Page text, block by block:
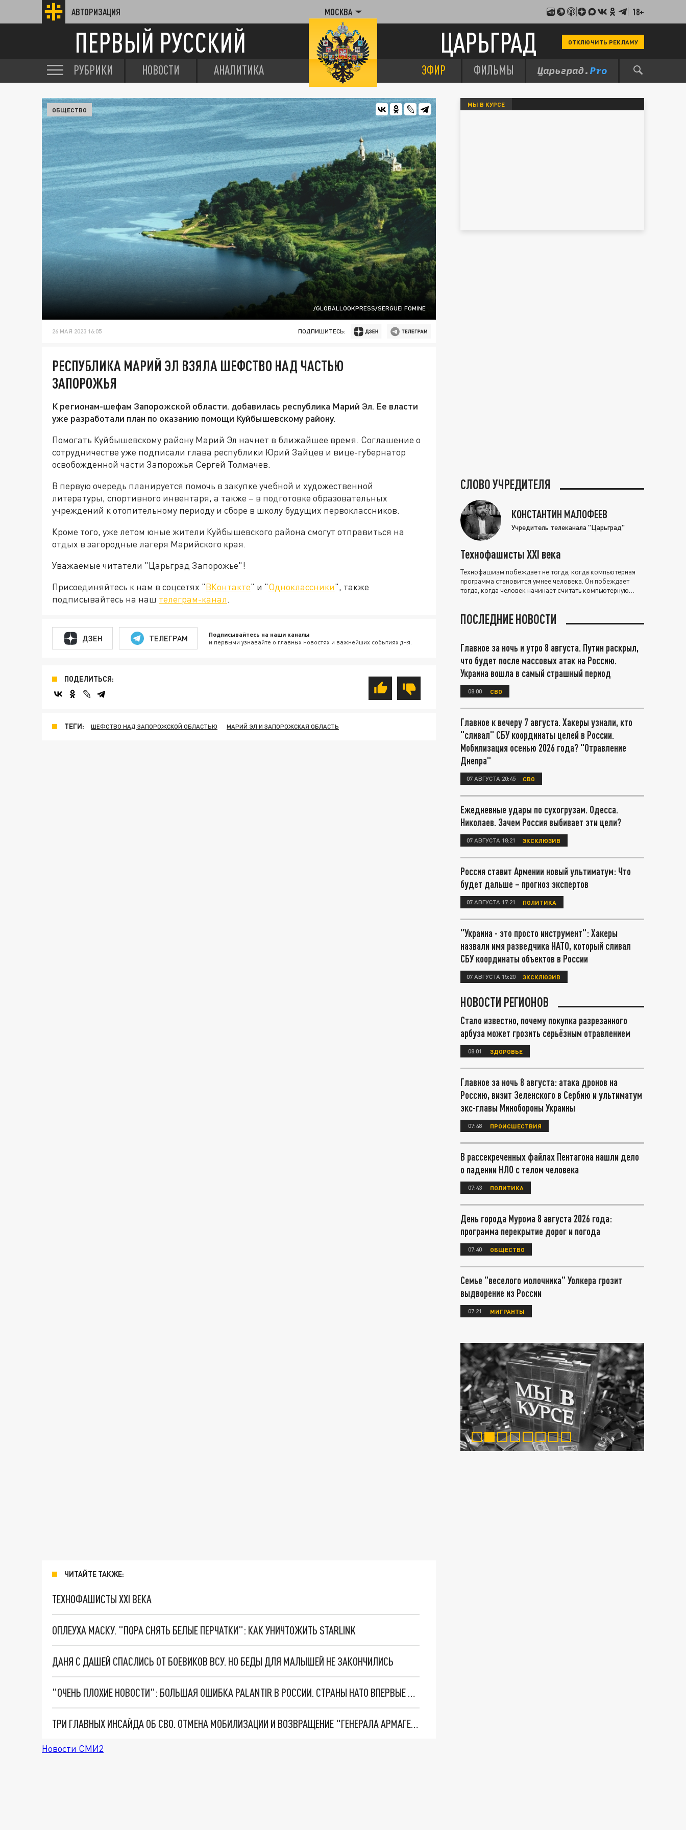
АВТОРИЗАЦИЯ МОСКВА 18+
ПЕРВЫЙ РУССКИЙ ЦАРЬГРАД ОТКЛЮЧИТЬ РЕКЛАМУ
РУБРИКИ НОВОСТИ АНАЛИТИКА ЭФИР ФИЛЬМЫ
/GLOBALLOOKPRESS/SERGUEI FOMINE
ОБЩЕСТВО
26 МАЯ 2023 16:05 ПОДПИШИТЕСЬ:
РЕСПУБЛИКА МАРИЙ ЭЛ ВЗЯЛА ШЕФСТВО НАД ЧАСТЬЮ
ЗАПОРОЖЬЯ
К регионам-шефам Запорожской области. добавилась республика Марий Эл. Ее власти
уже разработали план по оказанию помощи Куйбышевскому району.
Помогать Куйбышевскому району Марий Эл начнет в ближайшее время. Соглашение о
сотрудничестве уже подписали глава республики Юрий Зайцев и вице-губернатор
освобожденной части Запорожья Сергей Толмачев.
В первую очередь планируется помочь в закупке учебной и художественной
литературы, спортивного инвентаря, а также – в подготовке образовательных
учреждений к отопительному периоду и сборе в школу будущих первоклассников.
Кроме того, уже летом юные жители Куйбышевского района смогут отправиться на
отдых в загородные лагеря Марийского края.
Уважаемые читатели "Царьград Запорожье"!
Присоединяйтесь к нам в соцсетях "ВКонтакте" и "Одноклассники", также
подписывайтесь на наш телеграм-канал.
ДЗЕН ТЕЛЕГРАМ Подписывайтесь на наши каналы
и первыми узнавайте о главных новостях и важнейших событиях дня.
ПОДЕЛИТЬСЯ:
ТЕГИ: ШЕФСТВО НАД ЗАПОРОЖСКОЙ ОБЛАСТЬЮ МАРИЙ ЭЛ И ЗАПОРОЖСКАЯ ОБЛАСТЬ
ЧИТАЙТЕ ТАКЖЕ:
ТЕХНОФАШИСТЫ XXI ВЕКА
ОПЛЕУХА МАСКУ. "ПОРА СНЯТЬ БЕЛЫЕ ПЕРЧАТКИ": КАК УНИЧТОЖИТЬ STARLINK
ДАНЯ С ДАШЕЙ СПАСЛИСЬ ОТ БОЕВИКОВ ВСУ. НО БЕДЫ ДЛЯ МАЛЫШЕЙ НЕ ЗАКОНЧИЛИСЬ
"ОЧЕНЬ ПЛОХИЕ НОВОСТИ": БОЛЬШАЯ ОШИБКА PALANTIR В РОССИИ. СТРАНЫ НАТО ВПЕРВЫЕ ЗА СВО ОСТАНОВИЛИ ПОСТАВКИ ОРУЖИЯ. ВСУ ТЕРЯЮТ ПРИГРАНИЧЬЕ?
ТРИ ГЛАВНЫХ ИНСАЙДА ОБ СВО. ОТМЕНА МОБИЛИЗАЦИИ И ВОЗВРАЩЕНИЕ "ГЕНЕРАЛА АРМАГЕДДОНА"? ОТЛИЧНЫЕ НОВОСТИ, КОТОРЫЕ ЖДАЛИ ВСЕ
Новости СМИ2
МЫ В КУРСЕ
СЛОВО УЧРЕДИТЕЛЯ
КОНСТАНТИН МАЛОФЕЕВ
Учредитель телеканала "Царьград"
Технофашисты XXI века
Технофашизм побеждает не тогда, когда компьютерная
программа становится умнее человека. Он побеждает
тогда, когда человек начинает считать компьютерную
ПОСЛЕДНИЕ НОВОСТИ
Главное за ночь и утро 8 августа. Путин раскрыл,
что будет после массовых атак на Россию.
Украина вошла в самый страшный период
08:00 СВО
Главное к вечеру 7 августа. Хакеры узнали, кто
"сливал" СБУ координаты целей в России.
Мобилизация осенью 2026 года? "Отравление
Днепра"
07 АВГУСТА 20:45 СВО
Ежедневные удары по сухогрузам. Одесса.
Николаев. Зачем Россия выбивает эти цели?
07 АВГУСТА 18:21 ЭКСКЛЮЗИВ
Россия ставит Армении новый ультиматум: Что
будет дальше – прогноз экспертов
07 АВГУСТА 17:21 ПОЛИТИКА
"Украина - это просто инструмент": Хакеры
назвали имя разведчика НАТО, который сливал
СБУ координаты объектов в России
07 АВГУСТА 15:20 ЭКСКЛЮЗИВ
НОВОСТИ РЕГИОНОВ
Стало известно, почему покупка разрезанного
арбуза может грозить серьёзным отравлением
08:01 ЗДОРОВЬЕ
Главное за ночь 8 августа: атака дронов на
Россию, визит Зеленского в Сербию и ультиматум
экс-главы Минобороны Украины
07:48 ПРОИСШЕСТВИЯ
В рассекреченных файлах Пентагона нашли дело
о падении НЛО с телом человека
07:43 ПОЛИТИКА
День города Мурома 8 августа 2026 года:
программа перекрытие дорог и погода
07:40 ОБЩЕСТВО
Семье "веселого молочника" Уолкера грозит
выдворение из России
07:21 МИГРАНТЫ